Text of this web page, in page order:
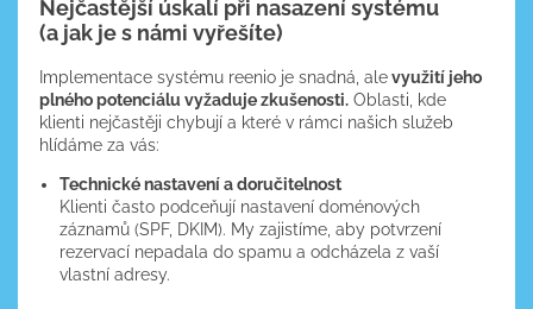
Nejčastější úskalí při nasazení systému
(a jak je s námi vyřešíte)
Implementace systému reenio je snadná, alevyužití jeho
plného potenciálu​ vyžaduje zkušenosti.Oblasti, kde
klienti nejčastěji chybují a které v rámci našich služeb
hlídáme za vás:
Technické nastavení a doručitelnost
Klienti často podceňují nastavení doménových
záznamů (SPF, DKIM). My zajistíme, aby potvrzení
rezervací nepadala do spamu a odcházela z vaší
vlastní adresy.